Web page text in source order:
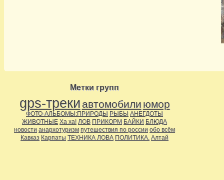
Метки групп
gps-треки автомобили юмор
ФОТО-АЛЬБОМЫ:ПРИРОДЫ РЫБЫ АНЕГДОТЫ
ЖИВОТНЫЕ Ха ха! ЛОВ ПРИКОРМ БАЙКИ БЛЮДА
новости анархотуризм путешествия по россии обо всём
Кавказ Карпаты ТЕХНИКА ЛОВА ПОЛИТИКА. Алтай